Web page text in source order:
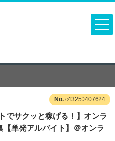
c43250407624
でサクッと稼げる！】オンラ
単発アルバイト】＠オンラ